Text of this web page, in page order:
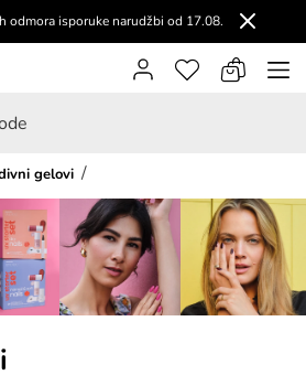
odmora isporuke narudžbi od 17.08.
gelovi